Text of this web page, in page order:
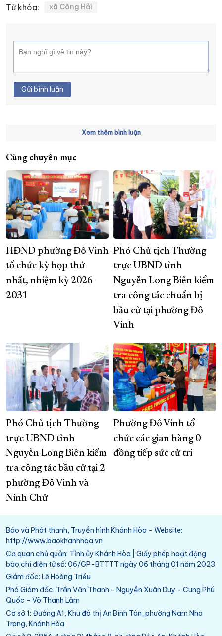
Từ khóa: xã Công Hải
Gửi bình luận
Xem thêm bình luận
Cùng chuyên mục
HĐND phường Đô Vinh
tổ chức kỳ họp thứ
nhất, nhiệm kỳ 2026 -
2031
Phó Chủ tịch Thường
trực UBND tỉnh
Nguyễn Long Biên kiểm
tra công tác chuẩn bị
bầu cử tại phường Đô
Vinh
Phó Chủ tịch Thường
trực UBND tỉnh
Nguyễn Long Biên kiểm
tra công tác bầu cử tại 2
phường Đô Vinh và
Ninh Chử
Phường Đô Vinh tổ
chức các gian hàng 0
đồng tiếp sức cử tri
Báo và Phát thanh, Truyền hình Khánh Hòa - Website:
http://www.baokhanhhoa.vn
Cơ quan chủ quản: Tỉnh ủy Khánh Hòa | Giấy phép hoạt động
báo chí điện tử số: 06/GP-BTTTT ngày 06 tháng 01 năm 2023
Giám đốc: Lê Hoàng Triều
Phó Giám đốc: Trần Văn Thanh - Nguyễn Xuân Duy - Cung Phú
Quốc - Võ Thanh Lâm
Cơ sở 1: Đường A1, Khu đô thị An Bình Tân, phường Nam Nha
Trang, Khánh Hòa